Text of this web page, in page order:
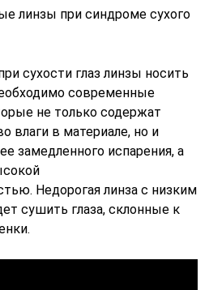
линзы при синдроме сухого
сухости глаз линзы носить
современные
не только содержат
влаги в материале, но и
замедленного испарения, а
Недорогая линза с низким
сушить глаза, склонные к